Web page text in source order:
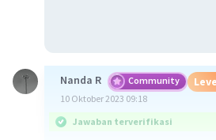
Nanda R Community
10 Oktober 2023 09:18
Jawaban terverifikasi